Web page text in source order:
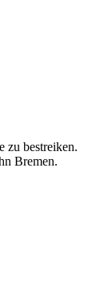
zu bestreiken.
Bremen.